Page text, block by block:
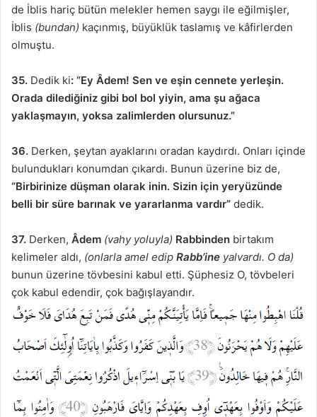
de İblis hariç bütün melekler hemen saygı ile eğilmişler,
İblis (bundan) kaçınmış, büyüklük taslamış ve kâfirlerden
olmuştu.
35. Dedik ki: “Ey Âdem! Sen ve eşin cennete yerleşin.
Orada dilediğiniz gibi bol bol yiyin, ama şu ağaca
yaklaşmayın, yoksa zalimlerden olursunuz.”
36. Derken, şeytan ayaklarını oradan kaydırdı. Onları içinde
bulundukları konumdan çıkardı. Bunun üzerine biz de,
“Birbirinize düşman olarak inin. Sizin için yeryüzünde
belli bir süre barınak ve yararlanma vardır” dedik.
37. Derken, Âdem (vahy yoluyla) Rabbinden birtakım
kelimeler aldı, (onlarla amel edip Rabb’ine yalvardı. O da)
bunun üzerine tövbesini kabul etti. Şüphesiz O, tövbeleri
çok kabul edendir, çok bağışlayandır.